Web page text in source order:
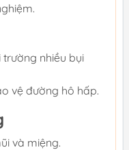
nhiều bụi
vệ đường hô hấp.
và miệng.